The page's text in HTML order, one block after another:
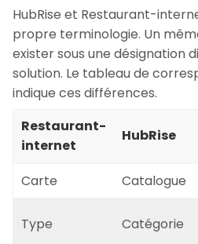
HubRise et Restaurant-
propre terminologie. Un
exister sous une désignation
solution. Le tableau de
indique ces différences.
Restaurant-
internet
HubRise
Carte Catalogue
Type Catégorie